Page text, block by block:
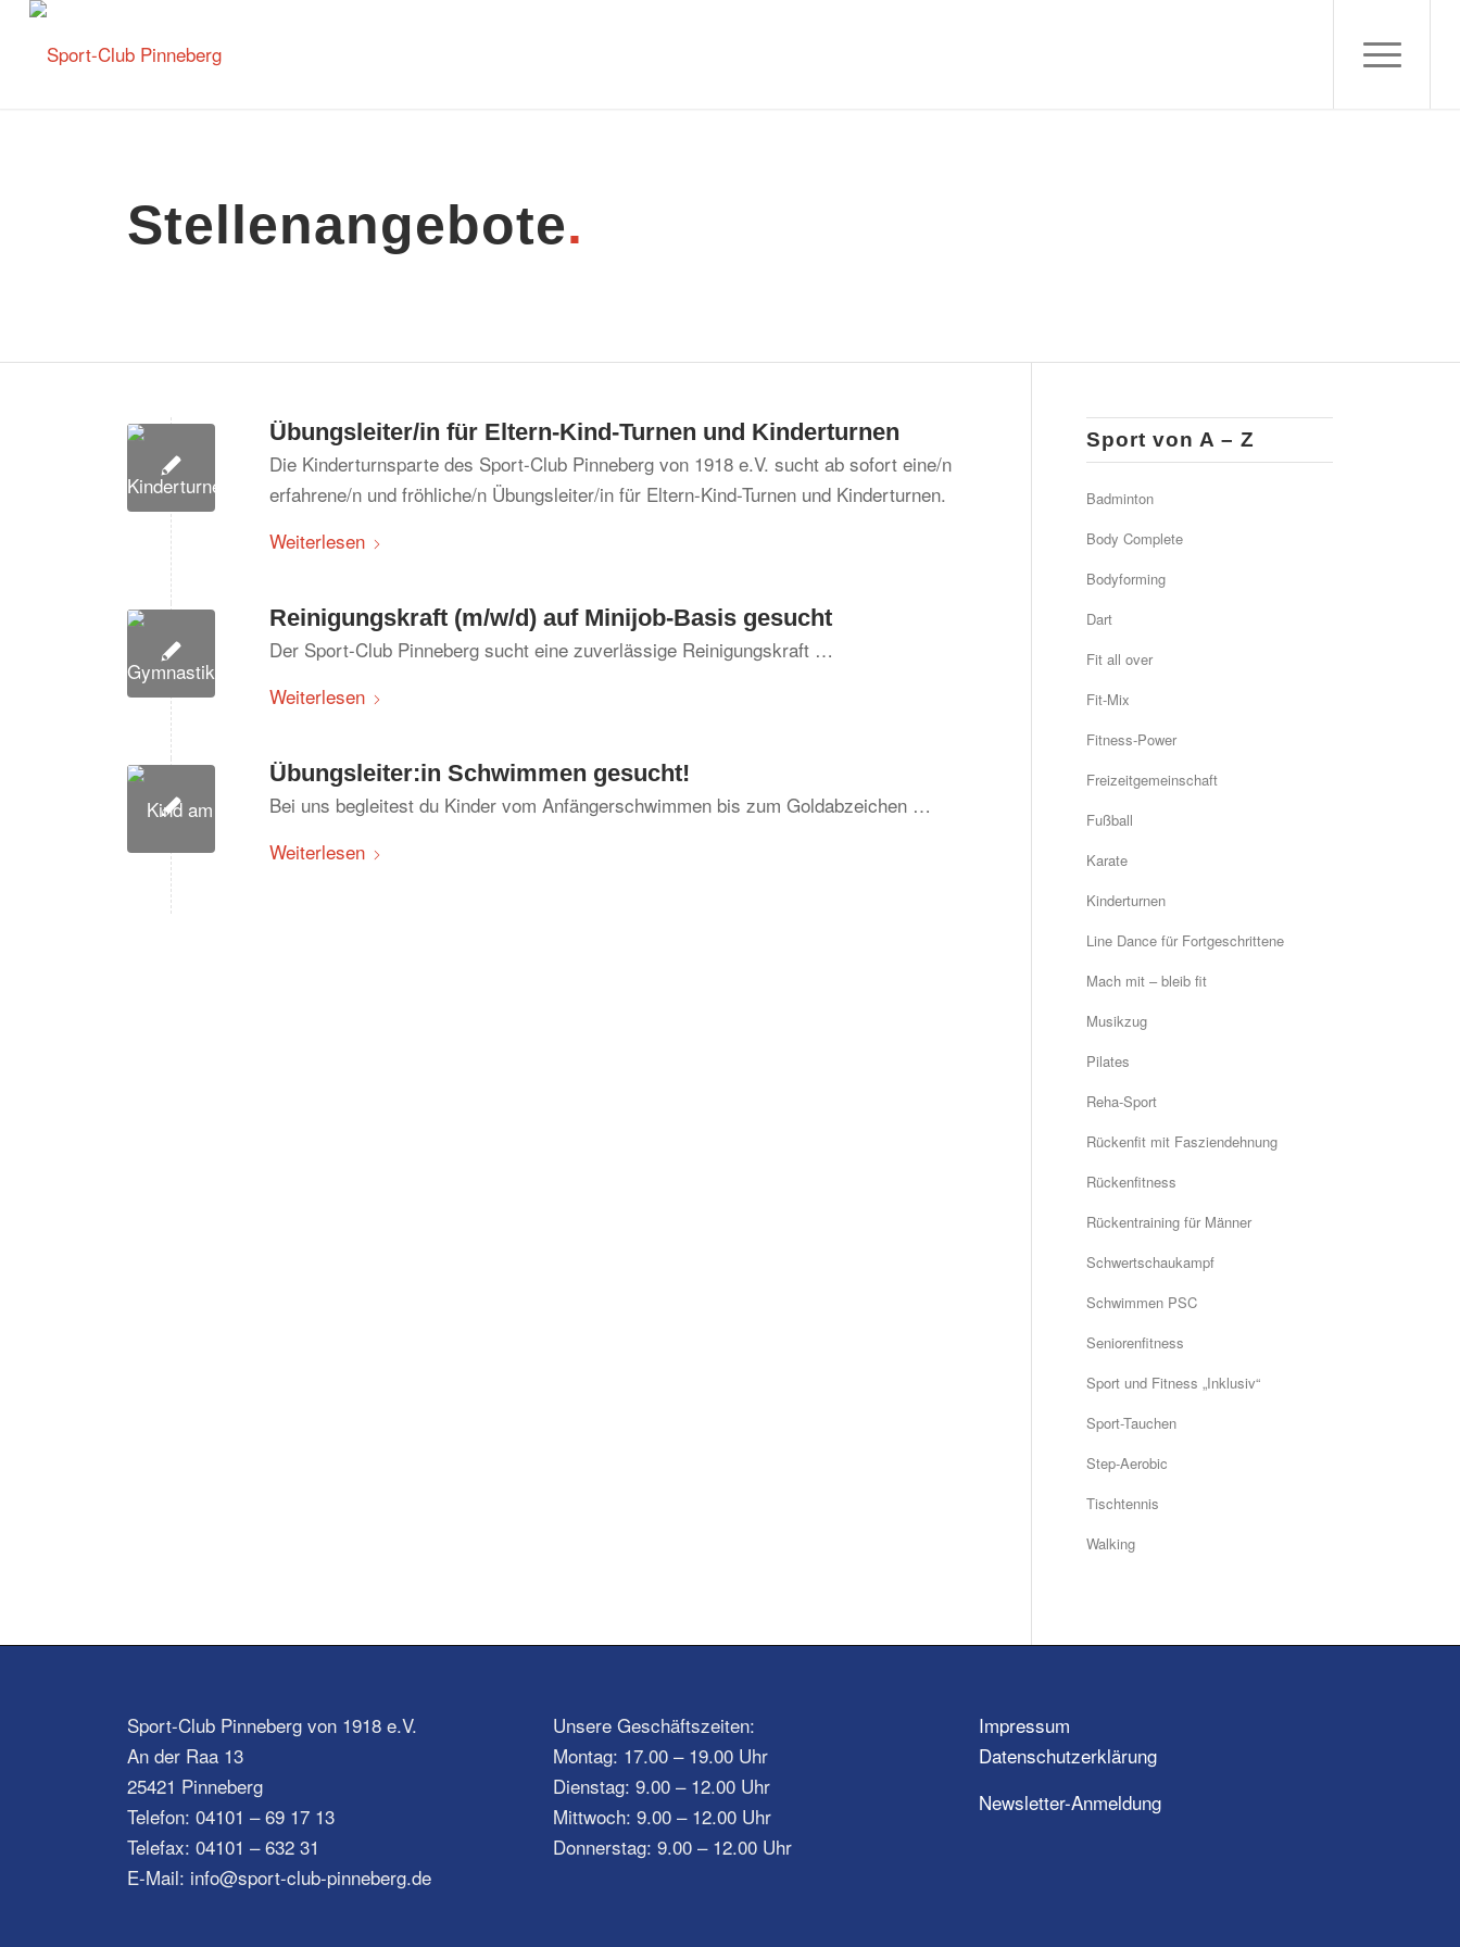
Stellen­angebote.
Übungsleiter/in für Eltern-Kind-Turnen und Kinderturnen
Die Kinderturnsparte des Sport-Club Pinneberg von 1918 e.V. sucht ab sofort eine/n
erfahrene/n und fröhliche/n Übungsleiter/in für Eltern-Kind-Turnen und Kinderturnen.
Weiterlesen
Reinigungskraft (m/w/d) auf Minijob-Basis gesucht
Der Sport-Club Pinneberg sucht eine zuverlässige Reinigungskraft …
Weiterlesen
Übungsleiter:in Schwimmen gesucht!
Bei uns begleitest du Kinder vom Anfängerschwimmen bis zum Goldabzeichen …
Weiterlesen
Sport von A – Z
Badminton
Body Complete
Bodyforming
Dart
Fit all over
Fit-Mix
Fitness-Power
Freizeitgemeinschaft
Fußball
Karate
Kinderturnen
Line Dance für Fortgeschrittene
Mach mit – bleib fit
Musikzug
Pilates
Reha-Sport
Rückenfit mit Fasziendehnung
Rückenfitness
Rückentraining für Männer
Schwertschaukampf
Schwimmen PSC
Seniorenfitness
Sport und Fitness „Inklusiv“
Sport-Tauchen
Step-Aerobic
Tischtennis
Walking
Sport-Club Pinneberg von 1918 e.V.
An der Raa 13
25421 Pinneberg
Telefon: 04101 – 69 17 13
Telefax: 04101 – 632 31
E-Mail: info@sport-club-pinneberg.de
Unsere Geschäftszeiten:
Montag: 17.00 – 19.00 Uhr
Dienstag: 9.00 – 12.00 Uhr
Mittwoch: 9.00 – 12.00 Uhr
Donnerstag: 9.00 – 12.00 Uhr
Impressum
Datenschutzerklärung
Newsletter-Anmeldung